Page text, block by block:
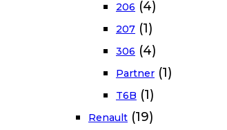
206 (4)
207 (1)
306 (4)
Partner (1)
T6B (1)
Renault (19)